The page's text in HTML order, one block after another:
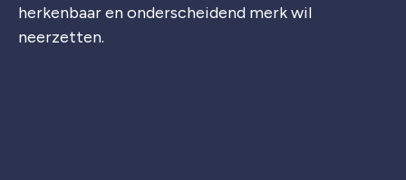
herkenbaar en onderscheidend merk wil
neerzetten.